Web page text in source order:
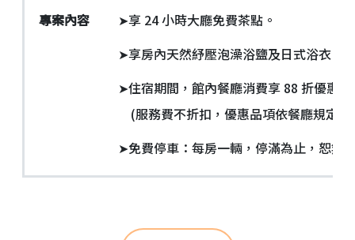
專案內容
➤享 24 小時大廳免費茶點。
➤享房內天然紓壓泡澡浴鹽及日式浴衣。
➤住宿期間，館內餐廳消費享 88 折優惠。
(服務費不折扣，優惠品項依餐廳規定)
➤免費停車：每房一輛，停滿為止，恕無